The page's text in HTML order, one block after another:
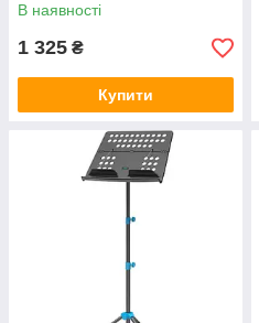
В наявності
1 325 ₴
Купити